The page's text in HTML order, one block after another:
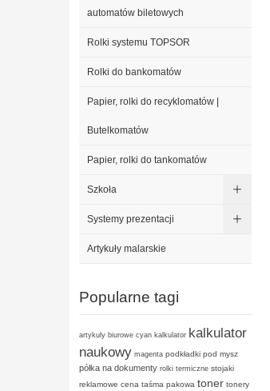
automatów biletowych
Rolki systemu TOPSOR
Rolki do bankomatów
Papier, rolki do recyklomatów |
Butelkomatów
Papier, rolki do tankomatów
Szkoła
Systemy prezentacji
Artykuły malarskie
Popularne tagi
artykuly biurowe cyan kalkulator kalkulator
naukowy magenta podkładki pod mysz
półka na dokumenty rolki termiczne stojaki
reklamowe cena taśma pakowa toner tonery